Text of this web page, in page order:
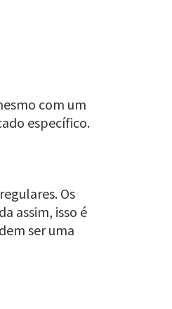
com um
específico.
Os
assim, isso é
ser uma